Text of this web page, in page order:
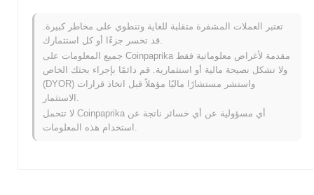
واكتسبت BundL زخمًا داخل مجتمع العملات المشفرة، مما يبرز
التزامها بالابتكار ومشاركة المستخدمين. تم تمييز تطويرها المبكر
بشراكات استراتيجية ومبادرات يقودها المجتمع ساعدت في تأسيس
ما الذي ينتظر BundL؟
تستعد BundL لتحقيق تقدم كبير مع تقدمها في خارطة الطريق الخاصة
بها. تشمل الميزات القادمة تحسين التوافق مع التطبيقات اللامركزية،
مما يهدف إلى توسيع حالات استخدامها في مجال DeFi. يشارك المجتمع
تعتبر العملات المشفرة متقلبة للغاية وتنطوي على مخاطر كبيرة.
قد تخسر جزءًا أو كل استثمارك.
جميع المعلومات على Coinpaprika مقدمة لأغراض معلوماتية فقط
ولا تشكل نصيحة مالية أو استثمارية. قم دائمًا بإجراء بحثك الخاص
(DYOR) واستشر مستشارًا ماليًا مؤهلاً قبل اتخاذ قرارات
لا تتحمل Coinpaprika أي مسؤولية عن أي خسائر ناتجة عن